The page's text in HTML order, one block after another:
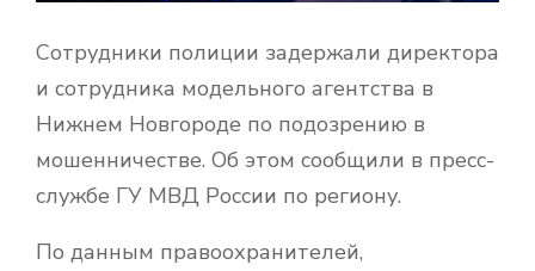
Ю
Сотрудники полиции задержали директора
и сотрудника модельного агентства в
Нижнем Новгороде по подозрению в
мошенничестве. Об этом сообщили в пресс-
службе ГУ МВД России по региону.
По данным правоохранителей,